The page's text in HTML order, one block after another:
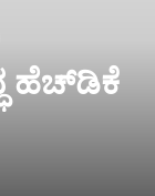
ಹೆಚ್‌ಡಿಕೆ